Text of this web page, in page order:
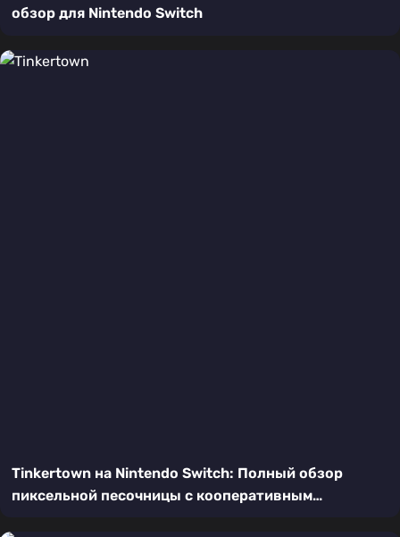
обзор для Nintendo Switch
Tinkertown на Nintendo Switch: Полный обзор
пиксельной песочницы с кооперативным